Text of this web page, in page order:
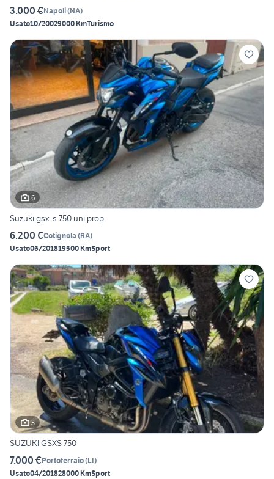
3.000 €Napoli(NA)
Usato10/20029000 KmTurismo
6
Suzuki gsx-s 750 uni prop.
6.200 €Cotignola (RA)
Usato06/201819500 KmSport
3
SUZUKI GSXS 750
7.000 €Portoferraio(LI)
Usato04/201828000 KmSport